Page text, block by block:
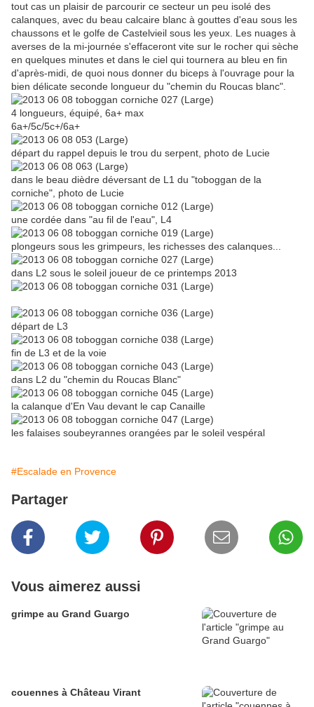
tout cas un plaisir de parcourir ce secteur un peu isolé des
calanques, avec du beau calcaire blanc à gouttes d'eau sous les
chaussons et le golfe de Castelvieil sous les yeux. Les nuages à
averses de la mi-journée s'effaceront vite sur le rocher qui sèche
en quelques minutes et dans le ciel qui tournera au bleu en fin
d'après-midi, de quoi nous donner du biceps à l'ouvrage pour la
bien délicate seconde longueur du "chemin du Roucas blanc".
4 longueurs, équipé, 6a+ max
6a+/5c/5c+/6a+
départ du rappel depuis le trou du serpent, photo de Lucie
dans le beau dièdre déversant de L1 du "toboggan de la
corniche", photo de Lucie
une cordée dans "au fil de l'eau", L4
plongeurs sous les grimpeurs, les richesses des calanques...
dans L2 sous le soleil joueur de ce printemps 2013
départ de L3
fin de L3 et de la voie
dans L2 du "chemin du Roucas Blanc"
la calanque d'En Vau devant le cap Canaille
les falaises soubeyrannes orangées par le soleil vespéral
#Escalade en Provence
Partager
Vous aimerez aussi
grimpe au Grand Guargo
couennes à Château Virant